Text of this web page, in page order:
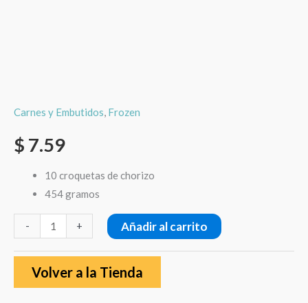
Carnes y Embutidos, Frozen
$ 7.59
10 croquetas de chorizo
454 gramos
- + Añadir al carrito
Volver a la Tienda